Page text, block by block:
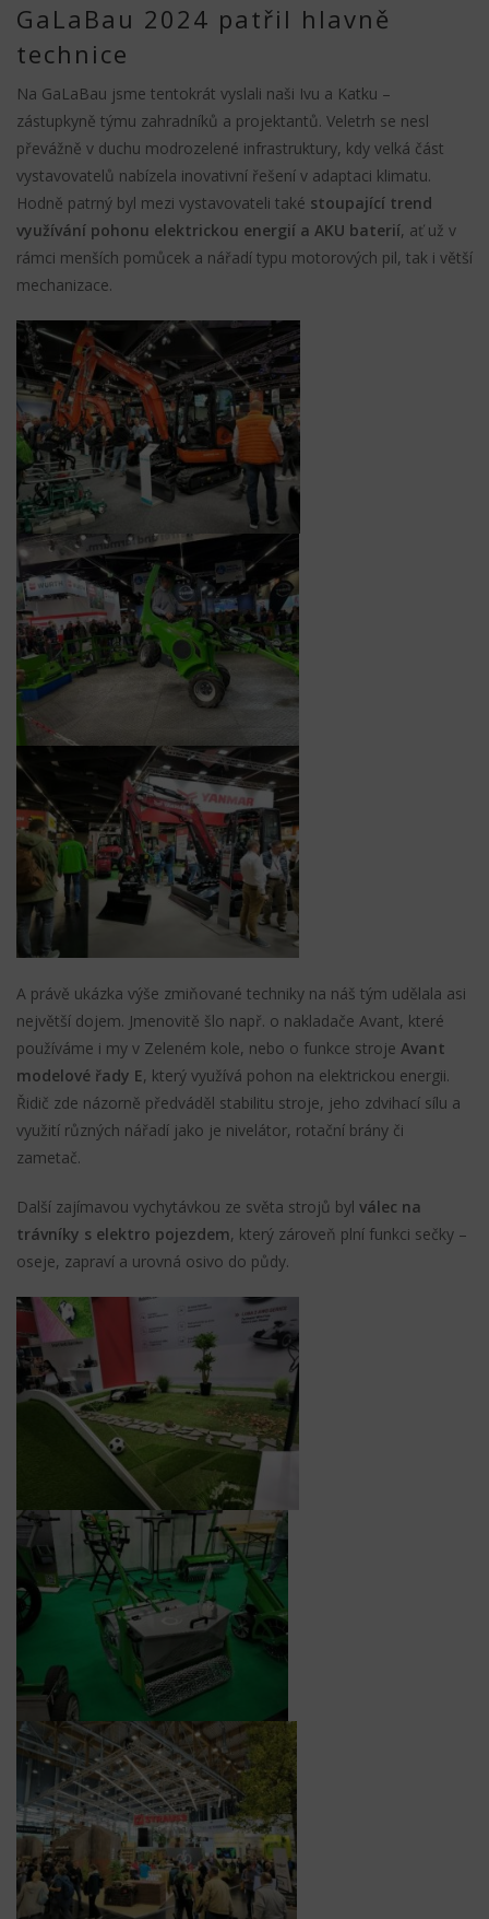
GaLaBau 2024 patřil hlavně
technice
Na GaLaBau jsme tentokrát vyslali naši Ivu a Katku –
zástupkyně týmu zahradníků a projektantů. Veletrh se nesl
převážně v duchu modrozelené infrastruktury, kdy velká část
vystavovatelů nabízela inovativní řešení v adaptaci klimatu.
Hodně patrný byl mezi vystavovateli také stoupající trend
využívání pohonu elektrickou energií a AKU baterií, ať už v
rámci menších pomůcek a nářadí typu motorových pil, tak i větší
mechanizace.
A právě ukázka výše zmiňované techniky na náš tým udělala asi
největší dojem. Jmenovitě šlo např. o nakladače Avant, které
používáme i my v Zeleném kole, nebo o funkce stroje Avant
modelové řady E, který využívá pohon na elektrickou energii.
Řidič zde názorně předváděl stabilitu stroje, jeho zdvihací sílu a
využití různých nářadí jako je nivelátor, rotační brány či
zametač.
Další zajímavou vychytávkou ze světa strojů byl válec na
trávníky s elektro pojezdem, který zároveň plní funkci sečky –
oseje, zapraví a urovná osivo do půdy.